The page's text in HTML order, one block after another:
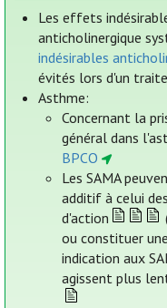
Les effets
anticholinergique
indésirables
évités lors d'un
Asthme:
Concernant la
général dans
BPCO
Les SAMA
additif à celui
d'action
ou constituer
indication aux
agissent plus